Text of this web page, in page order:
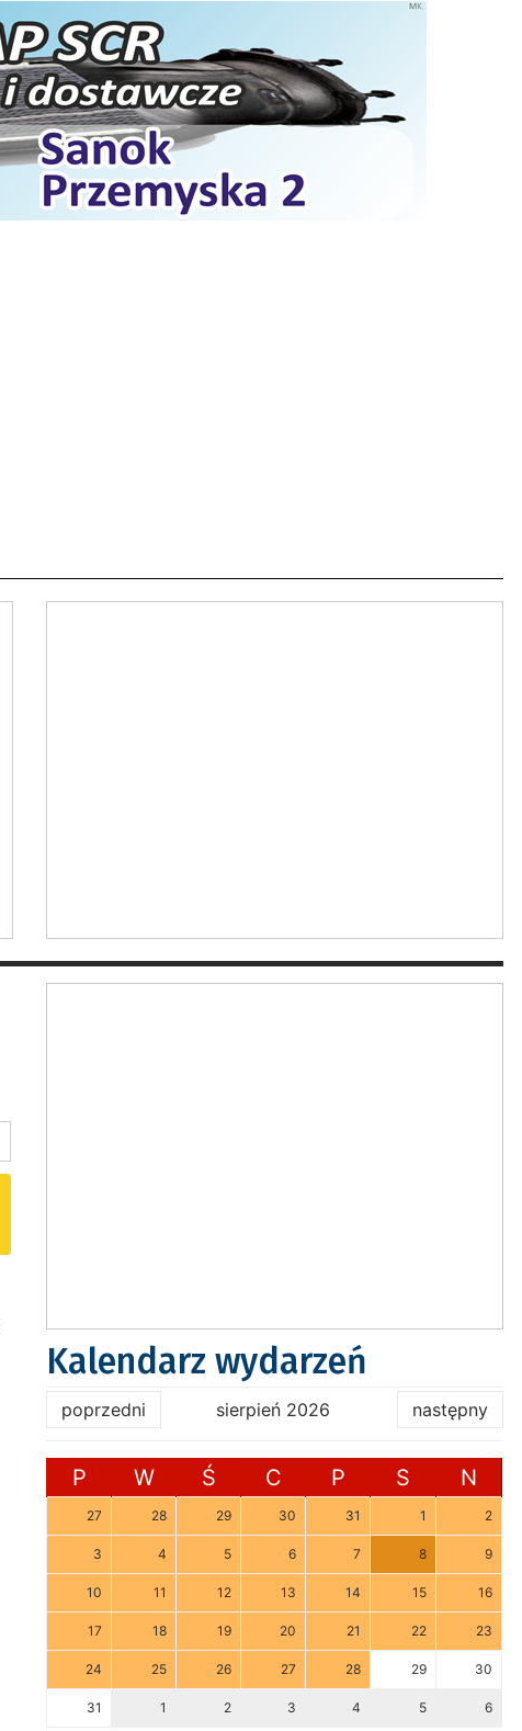
Kalendarz wydarzeń
poprzedni sierpień 2026 następny
P W Ś C P S N
27 28 29 30 31 1 2
3 4 5 6 7 8 9
10 11 12 13 14 15 16
17 18 19 20 21 22 23
24 25 26 27 28 29 30
31 1 2 3 4 5 6